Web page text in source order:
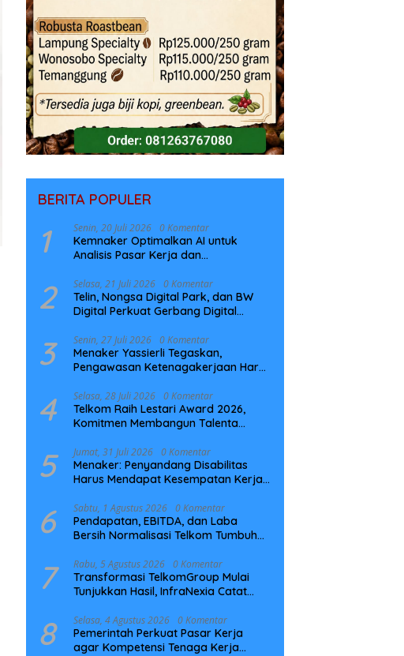
BERITA POPULER
1 Senin, 20 Juli 2026 0 Komentar
Kemnaker Optimalkan AI untuk
Analisis Pasar Kerja dan
2 Selasa, 21 Juli 2026 0 Komentar
Telin, Nongsa Digital Park, dan BW
Digital Perkuat Gerbang Digital
NCC
3 Senin, 27 Juli 2026 0 Komentar
Menaker Yassierli Tegaskan,
Pengawasan Ketenagakerjaan Harus
4 Selasa, 28 Juli 2026 0 Komentar
Telkom Raih Lestari Award 2026,
Komitmen Membangun Talenta
5 Jumat, 31 Juli 2026 0 Komentar
Menaker: Penyandang Disabilitas
Harus Mendapat Kesempatan Kerja
6 Sabtu, 1 Agustus 2026 0 Komentar
Pendapatan, EBITDA, dan Laba
Bersih Normalisasi Telkom Tumbuh
7 Rabu, 5 Agustus 2026 0 Komentar
Transformasi TelkomGroup Mulai
Tunjukkan Hasil, InfraNexia Catat
Digital Nasional
8 Selasa, 4 Agustus 2026 0 Komentar
Pemerintah Perkuat Pasar Kerja
agar Kompetensi Tenaga Kerja